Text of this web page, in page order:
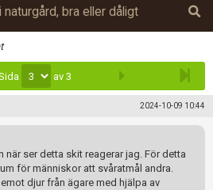
bra eller dåligt
av 3
2024-10-09 10:44
när ser detta skit reagerar jag. För detta
för människor att svåratmål andra.
djur från ägare med hjälpa av
Infoga
100%